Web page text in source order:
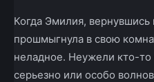
Когда Эмилия,
прошмыгнула в свою
неладное. Неужели кто-­то
серьезно или особо